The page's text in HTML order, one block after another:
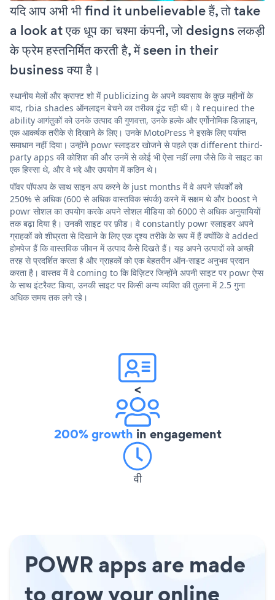
यदि आप अभी भी find it unbelievable हैं, तो take
a look at एक धूप का चश्मा कंपनी, जो designs लकड़ी
के फ्रेम हस्तनिर्मित करती है, में seen in their
business क्या है।
स्थानीय मेलों और क्राफ्ट शो में publicizing के अपने व्यवसाय के कुछ महीनों के
बाद, rbia shades ऑनलाइन बेचने का तरीका ढूंढ रही थी। वे required the
ability आगंतुकों को उनके उत्पाद की गुणवत्ता, उनके हल्के और एर्गोनोमिक डिज़ाइन,
एक आकर्षक तरीके से दिखाने के लिए। उनके MotoPress ने इसके लिए पर्याप्त
समाधान नहीं दिया। उन्होंने powr स्लाइडर खोजने से पहले एक different third-
party apps की कोशिश की और उनमें से कोई भी ऐसा नहीं लगा जैसे कि वे साइट का
एक हिस्सा थे, और वे भद्दे और उपयोग में कठिन थे।
पॉवर पॉपअप के साथ साइन अप करने के just months में वे अपने संपर्कों को
250% से अधिक (600 से अधिक वास्तविक संपर्क) करने में सक्षम थे और boost ने
powr सोशल का उपयोग करके अपने सोशल मीडिया को 6000 से अधिक अनुयायियों
तक बढ़ा दिया है। उनकी साइट पर फ़ीड। वे constantly powr स्लाइडर अपने
ग्राहकों को शीघ्रता से दिखाने के लिए एक दृश्य तरीके के रूप में हैं क्योंकि वे added
होमपेज हैं कि वास्तविक जीवन में उत्पाद कैसे दिखते हैं। यह अपने उत्पादों को अच्छी
तरह से प्रदर्शित करता है और ग्राहकों को एक बेहतरीन ऑन-साइट अनुभव प्रदान
करता है। वास्तव में वे coming to कि विज़िटर जिन्होंने अपनी साइट पर powr ऐप्स
के साथ इंटरैक्ट किया, उनकी साइट पर किसी अन्य व्यक्ति की तुलना में 2.5 गुना
अधिक समय तक लगे रहे।
<
200% growth in engagement
वी
POWR apps are made
to grow your online